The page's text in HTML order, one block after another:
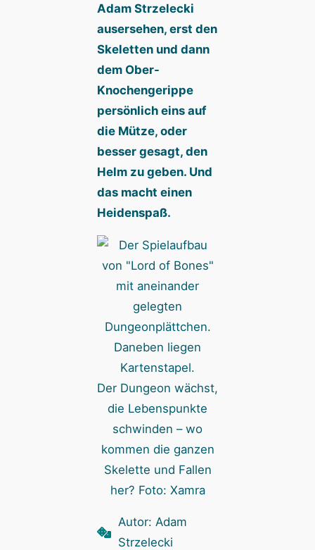
Adam Strzelecki
ausersehen, erst den
Skeletten und dann
dem Ober-
Knochengerippe
persönlich eins auf
die Mütze, oder
besser gesagt, den
Helm zu geben. Und
das macht einen
Heidenspaß.
Der Dungeon wächst,
die Lebenspunkte
schwinden – wo
kommen die ganzen
Skelette und Fallen
her? Foto: Xamra
Autor: Adam
Strzelecki